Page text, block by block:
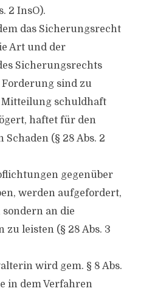
2 InsO).
das Sicherungsrecht
Art und der
Sicherungsrechts
Forderung sind zu
Mitteilung schuldhaft
haftet für den
(§ 28 Abs. 2
gegenüber
werden aufgefordert,
an die
leisten (§ 28 Abs. 3
wird gem. § 8 Abs.
in dem Verfahren